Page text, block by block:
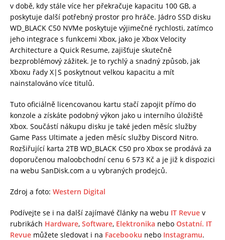
v době, kdy stále více her překračuje kapacitu 100 GB, a
poskytuje další potřebný prostor pro hráče. Jádro SSD disku
WD_BLACK C50 NVMe poskytuje výjimečné rychlosti, zatímco
jeho integrace s funkcemi Xbox, jako je Xbox Velocity
Architecture a Quick Resume, zajišťuje skutečně
bezproblémový zážitek. Je to rychlý a snadný způsob, jak
Xboxu řady X|S poskytnout velkou kapacitu a mít
nainstalováno více titulů.
Tuto oficiálně licencovanou kartu stačí zapojit přímo do
konzole a získáte podobný výkon jako u interního úložiště
Xbox. Součástí nákupu disku je také jeden měsíc služby
Game Pass Ultimate a jeden měsíc služby Discord Nitro.
Rozšiřující karta 2TB WD_BLACK C50 pro Xbox se prodává za
doporučenou maloobchodní cenu 6 573 Kč a je již k dispozici
na webu SanDisk.com a u vybraných prodejců.
Zdroj a foto: Western Digital
Podívejte se i na další zajímavé články na webu IT Revue v
rubrikách Hardware, Software, Elektronika nebo Ostatní. IT
Revue můžete sledovat i na Facebooku nebo Instagramu.